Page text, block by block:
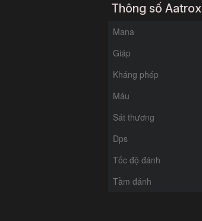
Thông số Aatrox
Mana
Giáp
Kháng phép
Máu
Sát thương
Dps
Tốc độ đánh
Tầm đánh